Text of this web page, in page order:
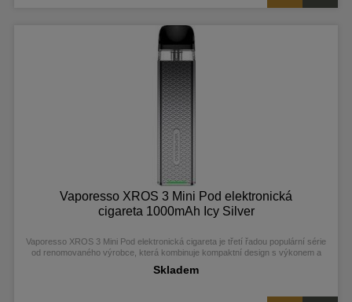
Vaporesso XROS 3 Mini Pod elektronická
cigareta 1000mAh Icy Silver
Vaporesso XROS 3 Mini Pod elektronická cigareta je třetí řadou populární série
od renomovaného výrobce, která kombinuje kompaktní design s výkonem a
moderním AXON čipem nabízí automatické žhavení a režim Pulse pro hustou
odporem 0,6 ohm, kompatibilní se všemi modely této řady, a snadné nabíjení
Skladem